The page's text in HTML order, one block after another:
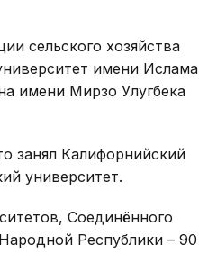
сельского хозяйства
имени Ислама
имени Мирзо Улугбека
занял Калифорнийский
университет.
Соединённого
Республики – 90